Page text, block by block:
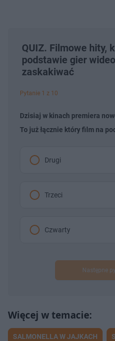
QUIZ. Filmowe hity,
podstawie gier
zaskakiwać
Pytanie 1 z 10
Dzisiaj w kinach premiera
To już łącznie który film na
Drugi
Trzeci
Czwarty
Następne
SALMONELLA W JAJKACH